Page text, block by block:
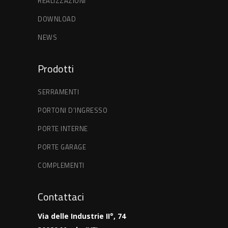
DOWNLOAD
NEWS
Prodotti
SERRAMENTI
PORTONI D’INGRESSO
PORTE INTERNE
PORTE GARAGE
COMPLEMENTI
Contattaci
Via delle Industrie II°, 74